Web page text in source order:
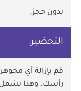
بدون حجز.
التحضير:
قم بإزالة أي
رأسك. وهذا يشمل